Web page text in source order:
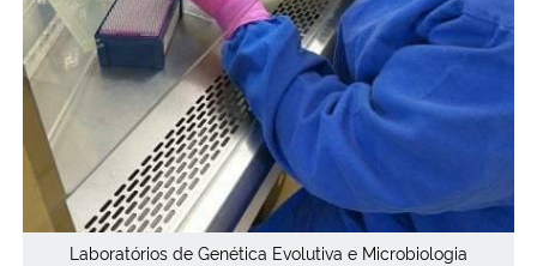
Laboratórios de Genética Evolutiva e Microbiologia